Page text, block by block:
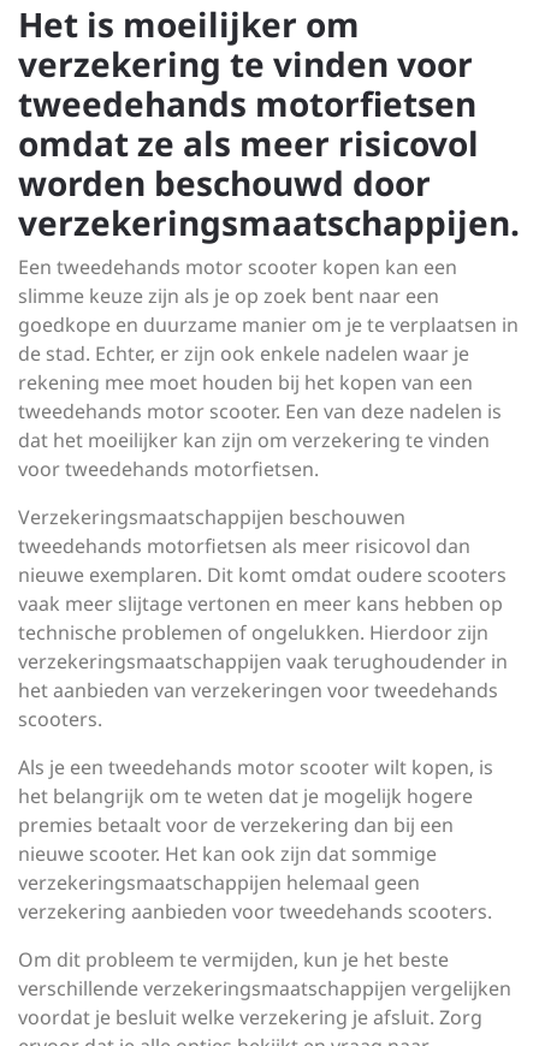
Het is moeilijker om
verzekering te vinden voor
tweedehands motorfietsen
omdat ze als meer risicovol
worden beschouwd door
verzekeringsmaatschappijen.
Een tweedehands motor scooter kopen kan een
slimme keuze zijn als je op zoek bent naar een
goedkope en duurzame manier om je te verplaatsen in
de stad. Echter, er zijn ook enkele nadelen waar je
rekening mee moet houden bij het kopen van een
tweedehands motor scooter. Een van deze nadelen is
dat het moeilijker kan zijn om verzekering te vinden
voor tweedehands motorfietsen.
Verzekeringsmaatschappijen beschouwen
tweedehands motorfietsen als meer risicovol dan
nieuwe exemplaren. Dit komt omdat oudere scooters
vaak meer slijtage vertonen en meer kans hebben op
technische problemen of ongelukken. Hierdoor zijn
verzekeringsmaatschappijen vaak terughoudender in
het aanbieden van verzekeringen voor tweedehands
scooters.
Als je een tweedehands motor scooter wilt kopen, is
het belangrijk om te weten dat je mogelijk hogere
premies betaalt voor de verzekering dan bij een
nieuwe scooter. Het kan ook zijn dat sommige
verzekeringsmaatschappijen helemaal geen
verzekering aanbieden voor tweedehands scooters.
Om dit probleem te vermijden, kun je het beste
verschillende verzekeringsmaatschappijen vergelijken
voordat je besluit welke verzekering je afsluit. Zorg